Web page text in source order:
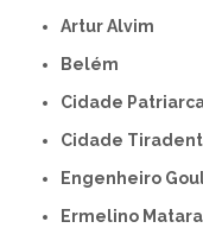
Artur Alvim
Belém
Cidade
Cidade
Engenheiro
Ermelino